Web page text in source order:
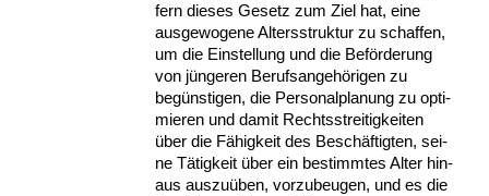
fern die­ses Ge­setz zum Ziel hat, ei­ne
aus­ge­wo­ge­ne Al­ters­struk­tur zu schaf­fen,
um die Ein­stel­lung und die Beförde­rung
von jünge­ren Be­rufs­an­gehöri­gen zu
begüns­ti­gen, die Per­so­nal­pla­nung zu op­ti­
mie­ren und da­mit Rechts­strei­tig­kei­ten
über die Fähig­keit des Beschäftig­ten, sei­
ne Tätig­keit über ein be­stimm­tes Al­ter hin­
aus aus­zuüben, vor­zu­beu­gen, und es die